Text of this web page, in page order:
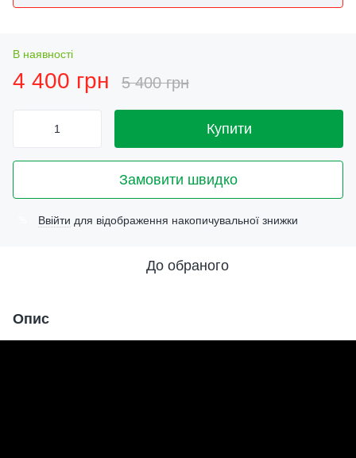
В наявності
4 400 грн 5 400 грн
Купити
Замовити швидко
Ввійти для відображення накопичувальної знижки
До обраного
Опис